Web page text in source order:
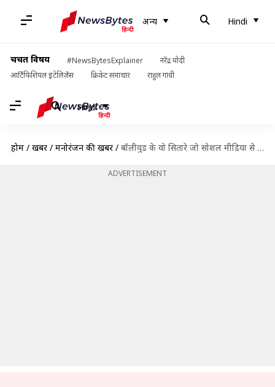
अन्य Hindi
चर्चित विषय #NewsBytesExplainer
नरेंद्र मोदी
आर्टिफिशियल इंटेलिजेंस
क्रिकेट समाचार राहुल गांधी
Hindi
होम / खबरें / मनोरंजन की खबरें / बॉलीवुड के वो सितारे जो सोशल मीडिया से बनाकर रखते हैं दूरी
ADVERTISEMENT